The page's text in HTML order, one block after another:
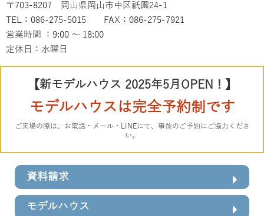
〒703-8207 岡山県岡山市中区祇園24-1
TEL：086-275-5015 FAX：086-275-7921
営業時間 ：9:00 ～ 18:00
定休日：水曜日
【新モデルハウス 2025年5月OPEN！】
モデルハウスは完全予約制です
ご来場の際は、お電話・メール・LINEにて、事前のご予約にご協力くださ
い。
資料請求
モデルハウス